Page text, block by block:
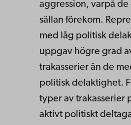
aggression, varpå de
sällan förekom.
med låg politisk
uppgav högre grad
trakasserier än de
politisk delaktighet.
typer av trakasserier
aktivt politiskt